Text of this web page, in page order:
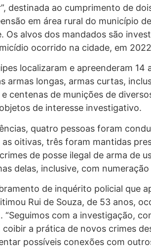
destinada ao cumprimento de
em área rural do município
Os alvos dos mandados são
ocorrido na cidade, em
localizaram e apreenderam 14
armas longas, armas curtas,
centenas de munições de
de interesse investigativo.
quatro pessoas foram
as oitivas, três foram mantidas
de posse ilegal de arma de
delas, inclusive, com numeração
de inquérito policial que
Rui de Souza, de 53 anos,
“Seguimos com a investigação,
coibir a prática de novos crimes
possíveis conexões com